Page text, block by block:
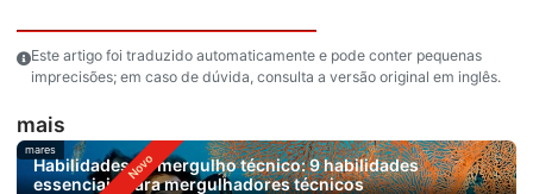
Este artigo foi traduzido automaticamente e pode conter pequenas
imprecisões; em caso de dúvida, consulta a versão original em inglês.
mais
mares
Habilidades de mergulho técnico: 9 habilidades
essenciais para mergulhadores técnicos